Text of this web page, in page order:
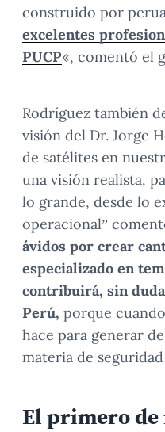
construido por
excelentes
PUCP«, comentó el
Rodríguez también
visión del Dr. Jorge
de satélites en
una visión realista,
lo grande, desde lo
operacional”
ávidos por crear
especializado en
contribuirá, sin
Perú, porque
hace para generar
materia de
El primero de